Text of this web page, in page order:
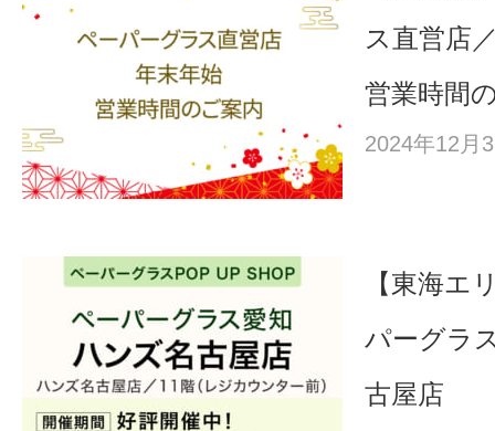
ス直営店
営業時間
2024年12月
【東海エ
パーグラ
古屋店